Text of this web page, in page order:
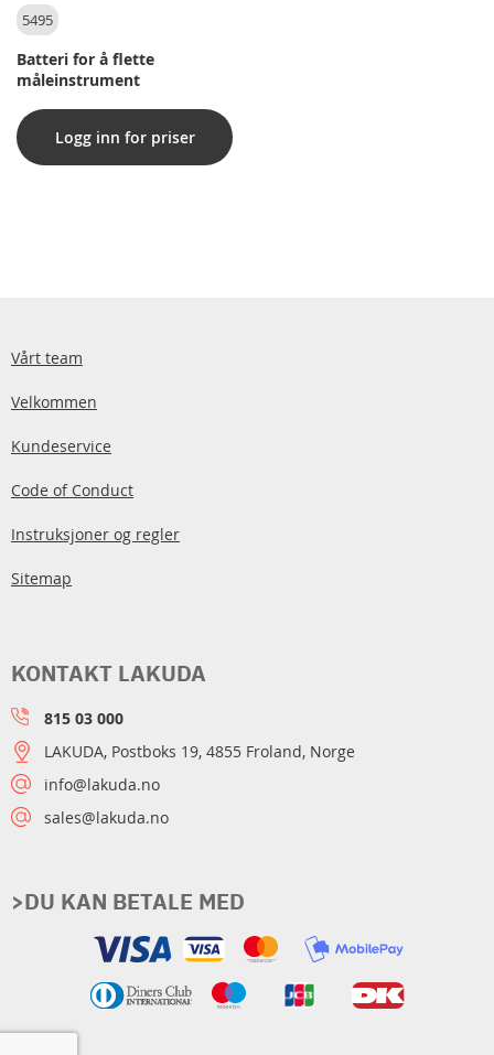
5495
Batteri for å flette
måleinstrument
Logg inn for priser
Vårt team
Velkommen
Kundeservice
Code of Conduct
Instruksjoner og regler
Sitemap
>DU KAN BETALE MED
KONTAKT LAKUDA
815 03 000
LAKUDA, Postboks 19, 4855 Froland, Norge
info@lakuda.no
sales@lakuda.no